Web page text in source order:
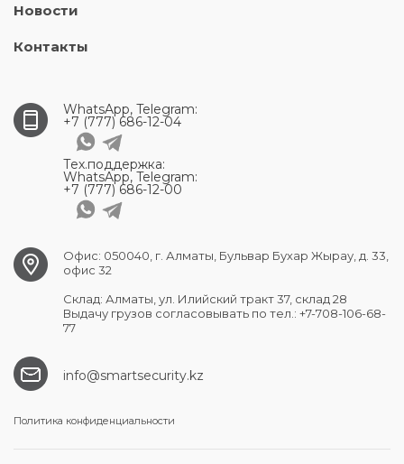
Новости
Контакты
WhatsApp, Telegram:
+7 (777) 686-12-04
Тех.поддержка:
WhatsApp, Telegram:
+7 (777) 686-12-00
Офис: 050040, г. Алматы, Бульвар Бухар Жырау, д. 33,
офис 32
Склад: Алматы, ул. Илийский тракт 37, склад 28
Выдачу грузов согласовывать по тел.: +7-708-106-68-
77
info@smartsecurity.kz
Политика конфиденциальности